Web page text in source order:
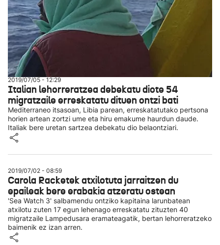
2019/07/05 - 12:29
Italian lehorreratzea debekatu diote 54
migratzaile erreskatatu dituen ontzi bati
Mediterraneo itsasoan, Libia parean, erreskatatutako pertsona
horien artean zortzi ume eta hiru emakume haurdun daude.
Italiak bere uretan sartzea debekatu dio belaontziari.
2019/07/02 - 08:59
Carola Racketek atxilotuta jarraitzen du
epaileak bere erabakia atzeratu ostean
'Sea Watch 3' salbamendu ontziko kapitaina larunbatean
atxilotu zuten 17 egun lehenago erreskatatu zituzten 40
migratzaile Lampedusara eramateagatik, bertan lehorreratzeko
baimenik ez izan arren.